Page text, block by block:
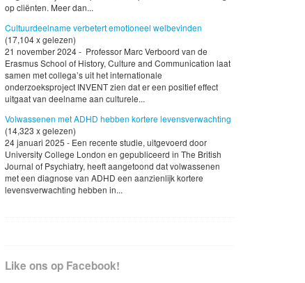
op cliënten. Meer dan...
Cultuurdeelname verbetert emotioneel welbevinden
(17,104 x gelezen)
21 november 2024 - Professor Marc Verboord van de
Erasmus School of History, Culture and Communication laat
samen met collega’s uit het internationale
onderzoeksproject INVENT zien dat er een positief effect
uitgaat van deelname aan culturele...
Volwassenen met ADHD hebben kortere levensverwachting
(14,323 x gelezen)
24 januari 2025 - Een recente studie, uitgevoerd door
University College London en gepubliceerd in The British
Journal of Psychiatry, heeft aangetoond dat volwassenen
met een diagnose van ADHD een aanzienlijk kortere
levensverwachting hebben in...
Like ons op Facebook!